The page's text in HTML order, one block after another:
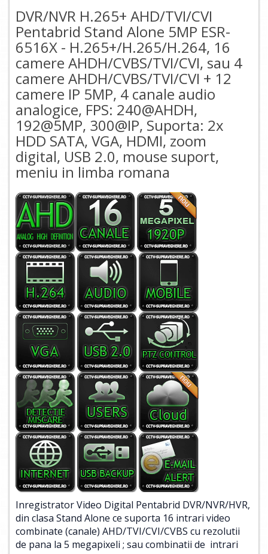
DVR/NVR H.265+ AHD/TVI/CVI
Pentabrid Stand Alone 5MP ESR-
6516X - H.265+/H.265/H.264, 16
camere AHDH/CVBS/TVI/CVI, sau 4
camere AHDH/CVBS/TVI/CVI + 12
camere IP 5MP, 4 canale audio
analogice, FPS: 240@AHDH,
192@5MP, 300@IP, Suporta: 2x
HDD SATA, VGA, HDMI, zoom
digital, USB 2.0, mouse suport,
meniu in limba romana
Inregistrator Video Digital Pentabrid DVR/NVR/HVR,
din clasa Stand Alone ce suporta 16 intrari video
combinate (canale) AHD/TVI/CVI/CVBS cu rezolutii
de pana la 5 megapixeli ; sau combinatii de intrari